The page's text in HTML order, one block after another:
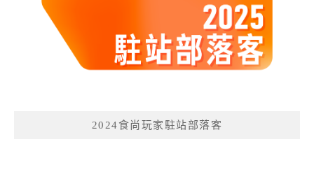
2024食尚玩家駐站部落客